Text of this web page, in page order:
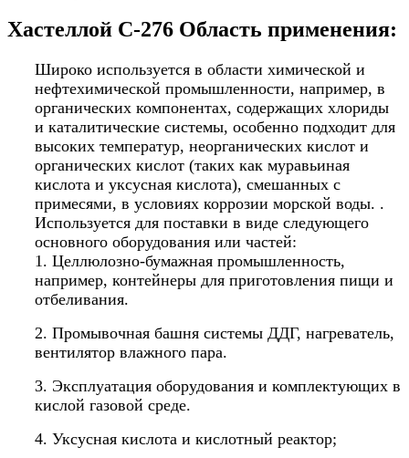
Хастеллой C-276 Область применения:
Широко используется в области химической и
нефтехимической промышленности, например, в
органических компонентах, содержащих хлориды
и каталитические системы, особенно подходит для
высоких температур, неорганических кислот и
органических кислот (таких как муравьиная
кислота и уксусная кислота), смешанных с
примесями, в условиях коррозии морской воды. .
Используется для поставки в виде следующего
основного оборудования или частей:
1. Целлюлозно-бумажная промышленность,
например, контейнеры для приготовления пищи и
отбеливания.
2. Промывочная башня системы ДДГ, нагреватель,
вентилятор влажного пара.
3. Эксплуатация оборудования и комплектующих в
кислой газовой среде.
4. Уксусная кислота и кислотный реактор;